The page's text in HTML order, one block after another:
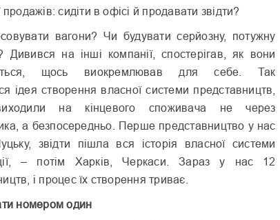
продажів: сидіти в офісі й продавати звідти?
вагони? Чи будувати серйозну, потужну
Дивився на інші компанії, спостерігав, як вони
щось виокремлював для себе. Так
ідея створення власної системи представництв,
на кінцевого споживача не через
а безпосередньо. Перше представництво у нас
звідти пішла вся історія власної системи
– потім Харків, Черкаси. Зараз у нас 12
і процес їх створення триває.
номером один